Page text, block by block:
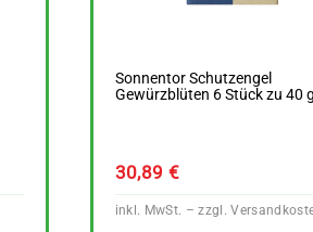
Sonnentor Schutzengel
Gewürzblüten 6 Stück zu 40 g
30,89 €